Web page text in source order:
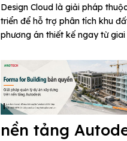
Design Cloud là giải pháp
triển để hỗ trợ phân tích khu
phương án thiết kế ngay từ
nền tảng